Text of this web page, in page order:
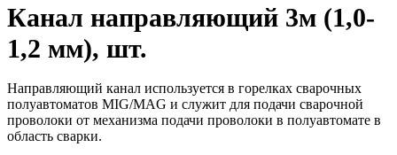
Канал направляющий 3м (1,0-
1,2 мм), шт.
Направляющий канал используется в горелках сварочных
полуавтоматов MIG/MAG и служит для подачи сварочной
проволоки от механизма подачи проволоки в полуавтомате в
область сварки.